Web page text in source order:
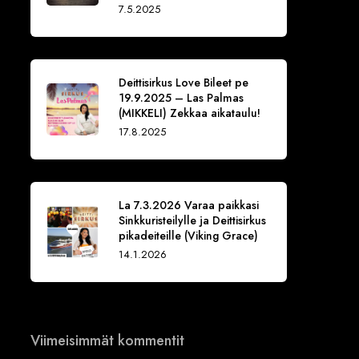
7.5.2025
Deittisirkus Love Bileet pe
19.9.2025 – Las Palmas
(MIKKELI) Zekkaa aikataulu!
17.8.2025
La 7.3.2026 Varaa paikkasi
Sinkkuristeilylle ja Deittisirkus
pikadeiteille (Viking Grace)
14.1.2026
Viimeisimmät kommentit